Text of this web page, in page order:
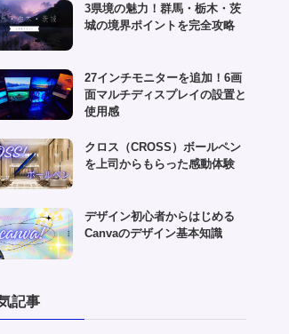
3県境の魅力！群馬・栃木・茨
城の境界ポイントを完全攻略
27インチモニターを追加！6画
面マルチディスプレイの設置と
使用感
クロス（CROSS）ボールペン
を上司からもらった感動体験
デザイン初心者からはじめる
Canvaのデザイン基本知識
記事